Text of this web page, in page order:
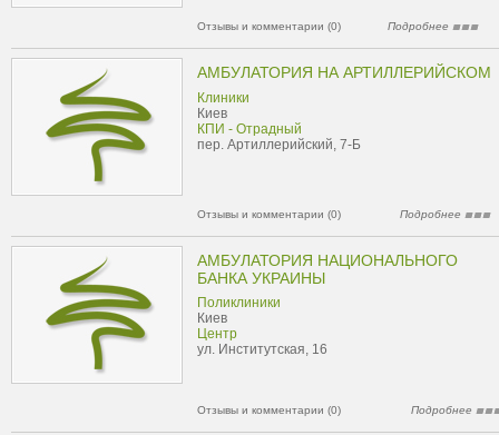
Отзывы и комментарии (0) Подробнее
АМБУЛАТОРИЯ НА АРТИЛЛЕРИЙСКОМ
Клиники
Киев
КПИ - Отрадный
пер. Артиллерийский, 7-Б
Отзывы и комментарии (0) Подробнее
АМБУЛАТОРИЯ НАЦИОНАЛЬНОГО
БАНКА УКРАИНЫ
Поликлиники
Киев
Центр
ул. Институтская, 16
Отзывы и комментарии (0) Подробнее